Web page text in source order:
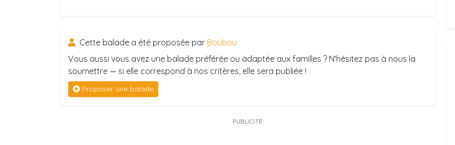
Cette balade a été proposée par Boubou
Vous aussi vous avez une balade préférée ou adaptée aux familles ? N'hésitez pas à nous la
soumettre — si elle correspond à nos critères, elle sera publiée !
Proposer une balade
PUBLICITÉ